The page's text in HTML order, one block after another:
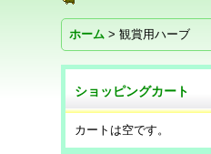
ホーム > 観賞用ハーブ
ショッピングカート
カートは空です。